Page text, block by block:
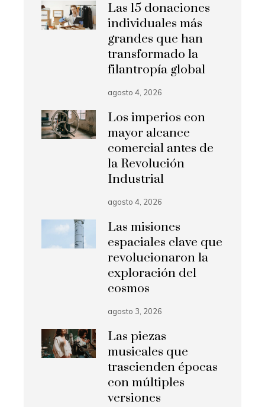
Las 15 donaciones
individuales más
grandes que han
transformado la
filantropía global
agosto 4, 2026
Los imperios con
mayor alcance
comercial antes de
la Revolución
Industrial
agosto 4, 2026
Las misiones
espaciales clave que
revolucionaron la
exploración del
cosmos
agosto 3, 2026
Las piezas
musicales que
trascienden épocas
con múltiples
versiones